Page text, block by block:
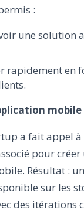
:
une solution
rapidement en
mobile
a fait appel à
pour créer
Résultat :
sur les
des itérations